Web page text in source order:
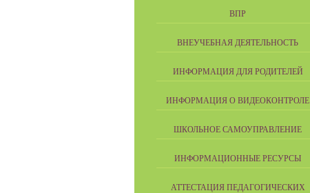
ВПР
ВНЕУЧЕБНАЯ ДЕЯТЕЛЬНОСТЬ
ИНФОРМАЦИЯ ДЛЯ РОДИТЕЛЕЙ
ИНФОРМАЦИЯ О ВИДЕОКОНТРОЛЕ
ШКОЛЬНОЕ САМОУПРАВЛЕНИЕ
ИНФОРМАЦИОННЫЕ РЕСУРСЫ
АТТЕСТАЦИЯ ПЕДАГОГИЧЕСКИХ